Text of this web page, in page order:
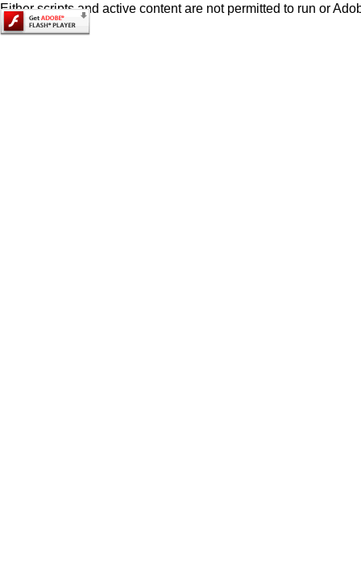
Either scripts and active content are not permitted to run or